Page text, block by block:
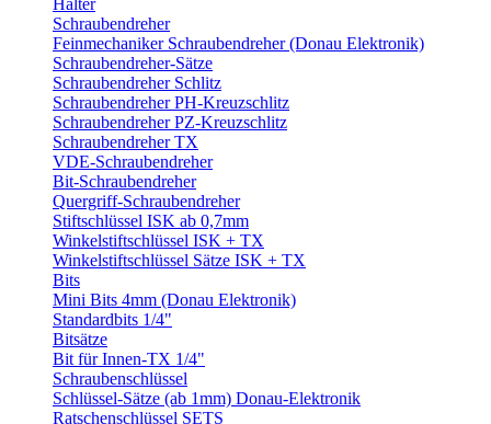
Halter
Schraubendreher
Feinmechaniker Schraubendreher (Donau Elektronik)
Schraubendreher-Sätze
Schraubendreher Schlitz
Schraubendreher PH-Kreuzschlitz
Schraubendreher PZ-Kreuzschlitz
Schraubendreher TX
VDE-Schraubendreher
Bit-Schraubendreher
Quergriff-Schraubendreher
Stiftschlüssel ISK ab 0,7mm
Winkelstiftschlüssel ISK + TX
Winkelstiftschlüssel Sätze ISK + TX
Bits
Mini Bits 4mm (Donau Elektronik)
Standardbits 1/4"
Bitsätze
Bit für Innen-TX 1/4"
Schraubenschlüssel
Schlüssel-Sätze (ab 1mm) Donau-Elektronik
Ratschenschlüssel SETS